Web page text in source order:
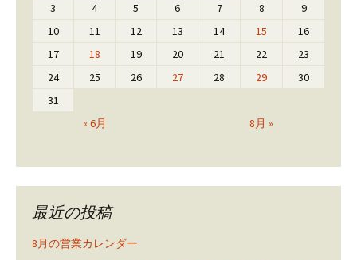
« 6月 8月 »
3
4 5 6 7 8
9
10
11 12 13 14 15
16
17
18 19 20 21 22
23
24
25 26 27 28 29
30
31
最近の投稿
8月の営業カレンダー